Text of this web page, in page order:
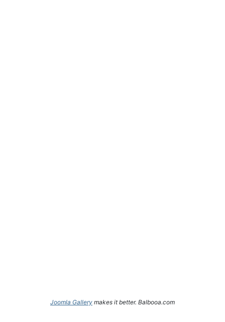
Joomla Gallery makes it better. Balbooa.com